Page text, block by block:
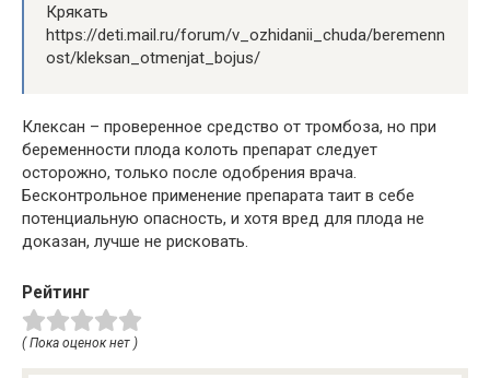
Крякать
https://deti.mail.ru/forum/v_ozhidanii_chuda/beremenn
ost/kleksan_otmenjat_bojus/
Клексан – проверенное средство от тромбоза, но при
беременности плода колоть препарат следует
осторожно, только после одобрения врача.
Бесконтрольное применение препарата таит в себе
потенциальную опасность, и хотя вред для плода не
доказан, лучше не рисковать.
Рейтинг
( Пока оценок нет )